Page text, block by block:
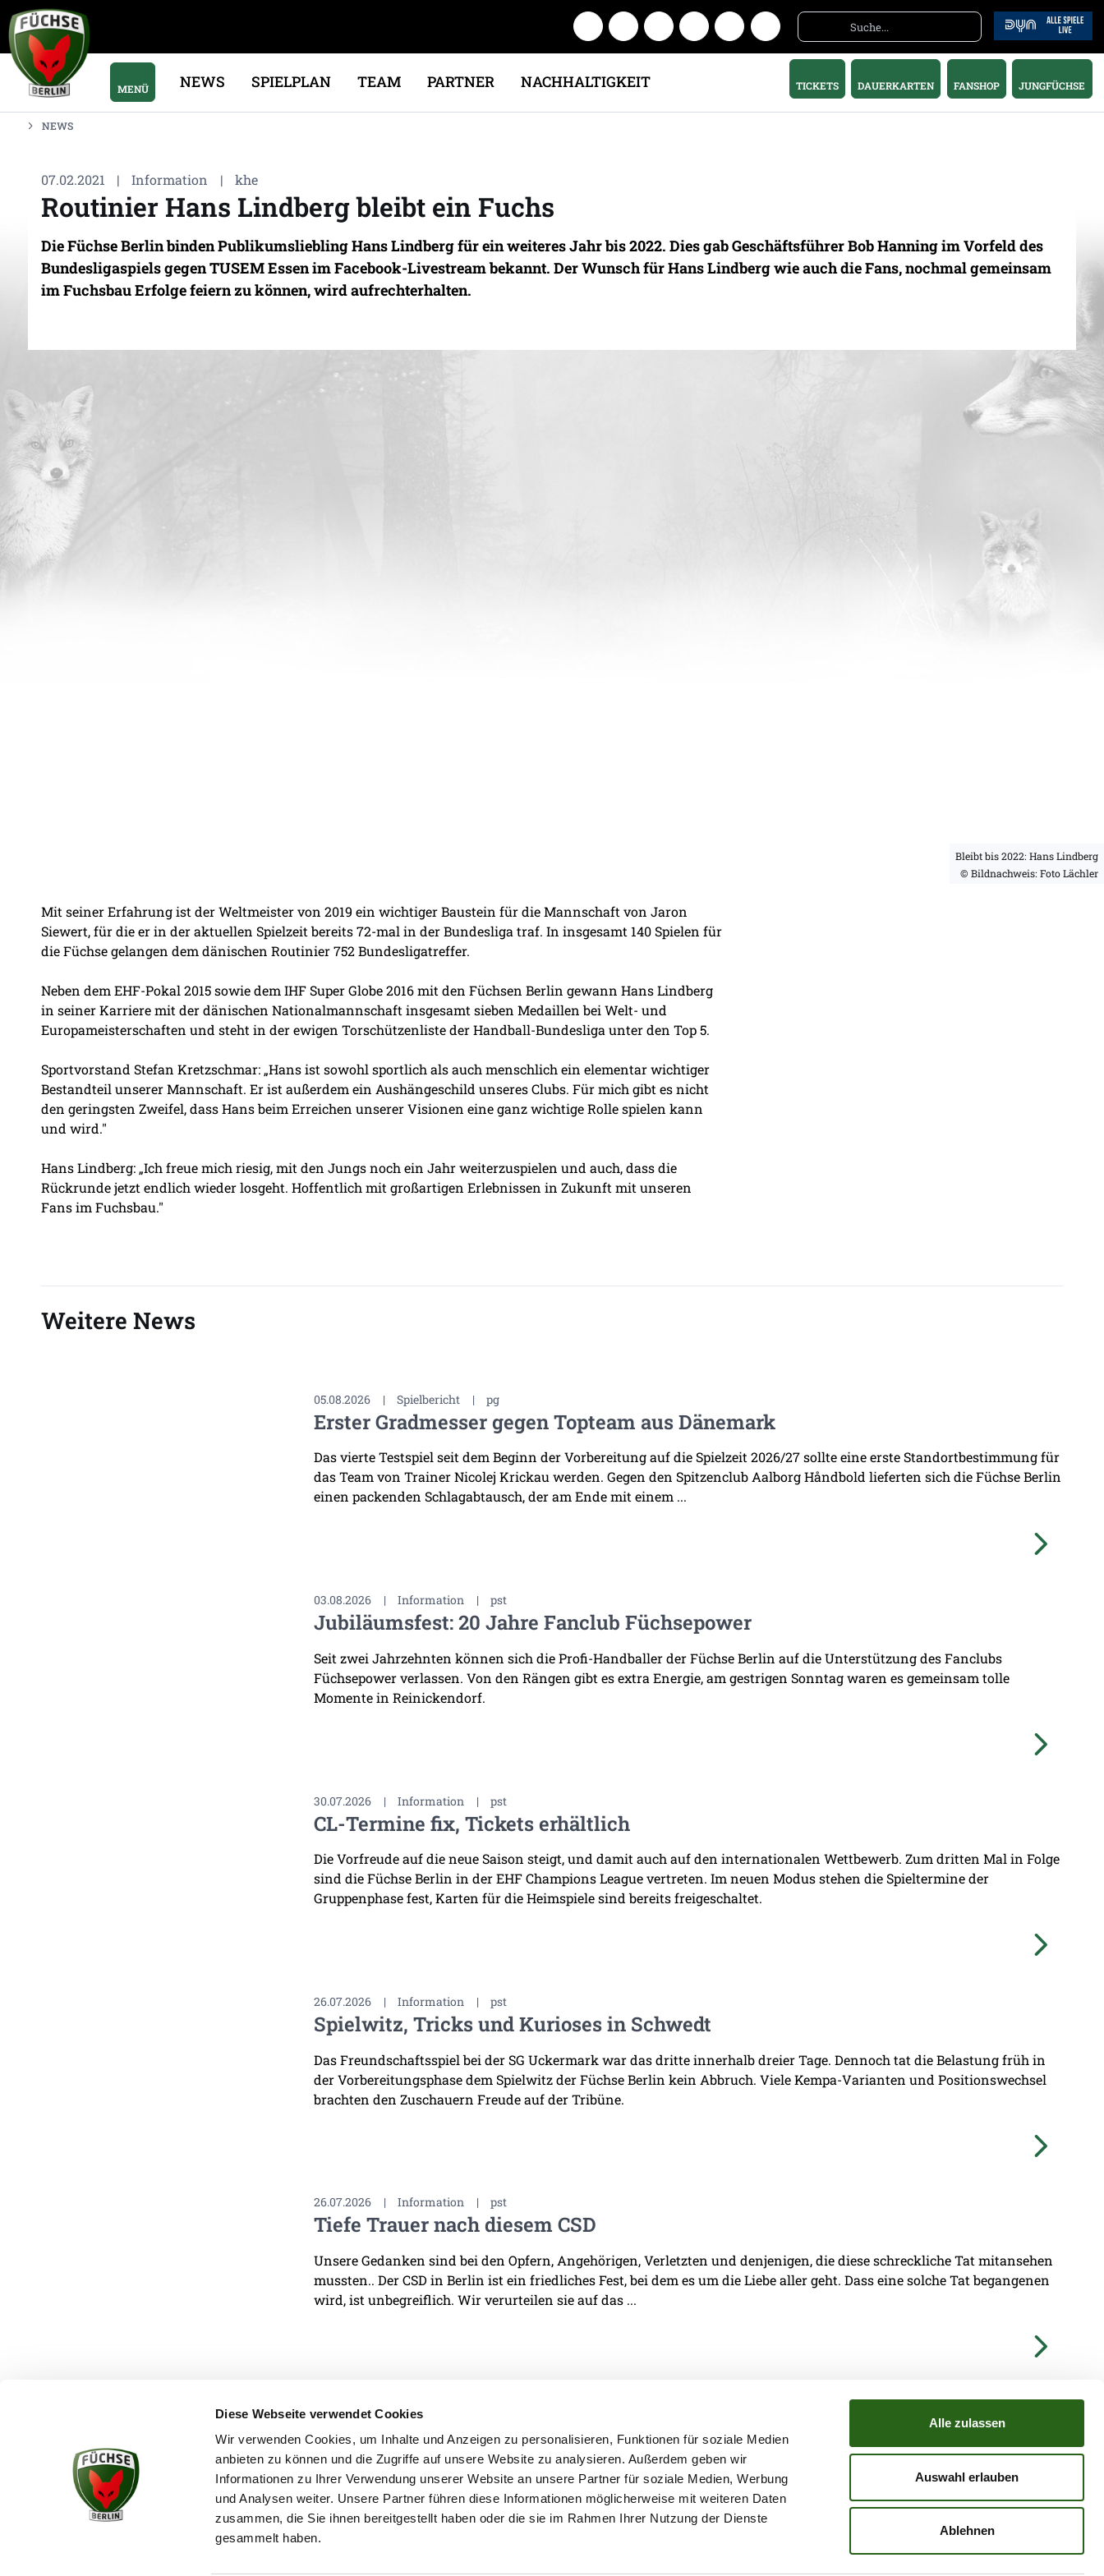
Diese Webseite verwendet Cookies
Wir verwenden Cookies, um Inhalte und Anzeigen zu personalisieren, Funktionen für soziale Medien
anbieten zu können und die Zugriffe auf unsere Website zu analysieren. Außerdem geben wir
Informationen zu Ihrer Verwendung unserer Website an unsere Partner für soziale Medien, Werbung
und Analysen weiter. Unsere Partner führen diese Informationen möglicherweise mit weiteren Daten
zusammen, die Sie ihnen bereitgestellt haben oder die sie im Rahmen Ihrer Nutzung der Dienste
gesammelt haben.
Alle zulassen
Auswahl erlauben
Ablehnen
MENÜ NEWS SPIELPLAN TEAM PARTNER NACHHALTIGKEIT TICKETS DAUERKARTEN FANSHOP JUNGFÜCHSE
NEWS
07.02.2021 | Information | khe
Routinier Hans Lindberg bleibt ein Fuchs
Die Füchse Berlin binden Publikumsliebling Hans Lindberg für ein weiteres Jahr bis 2022. Dies gab Geschäftsführer Bob Hanning im Vorfeld des
Bundesligaspiels gegen TUSEM Essen im Facebook-Livestream bekannt. Der Wunsch für Hans Lindberg wie auch die Fans, nochmal gemeinsam
im Fuchsbau Erfolge feiern zu können, wird aufrechterhalten.
Bleibt bis 2022: Hans Lindberg
© Bildnachweis: Foto Lächler
Mit seiner Erfahrung ist der Weltmeister von 2019 ein wichtiger Baustein für die Mannschaft von Jaron
Siewert, für die er in der aktuellen Spielzeit bereits 72-mal in der Bundesliga traf. In insgesamt 140 Spielen für
die Füchse gelangen dem dänischen Routinier 752 Bundesligatreffer.
Neben dem EHF-Pokal 2015 sowie dem IHF Super Globe 2016 mit den Füchsen Berlin gewann Hans Lindberg
in seiner Karriere mit der dänischen Nationalmannschaft insgesamt sieben Medaillen bei Welt- und
Europameisterschaften und steht in der ewigen Torschützenliste der Handball-Bundesliga unter den Top 5.
Sportvorstand Stefan Kretzschmar: „Hans ist sowohl sportlich als auch menschlich ein elementar wichtiger
Bestandteil unserer Mannschaft. Er ist außerdem ein Aushängeschild unseres Clubs. Für mich gibt es nicht
den geringsten Zweifel, dass Hans beim Erreichen unserer Visionen eine ganz wichtige Rolle spielen kann
und wird."
Hans Lindberg: „Ich freue mich riesig, mit den Jungs noch ein Jahr weiterzuspielen und auch, dass die
Rückrunde jetzt endlich wieder losgeht. Hoffentlich mit großartigen Erlebnissen in Zukunft mit unseren
Fans im Fuchsbau."
Weitere News
05.08.2026 | Spielbericht | pg
Erster Gradmesser gegen Topteam aus Dänemark
Das vierte Testspiel seit dem Beginn der Vorbereitung auf die Spielzeit 2026/27 sollte eine erste Standortbestimmung für
das Team von Trainer Nicolej Krickau werden. Gegen den Spitzenclub Aalborg Håndbold lieferten sich die Füchse Berlin
einen packenden Schlagabtausch, der am Ende mit einem ...
03.08.2026 | Information | pst
Jubiläumsfest: 20 Jahre Fanclub Füchsepower
Seit zwei Jahrzehnten können sich die Profi-Handballer der Füchse Berlin auf die Unterstützung des Fanclubs
Füchsepower verlassen. Von den Rängen gibt es extra Energie, am gestrigen Sonntag waren es gemeinsam tolle
Momente in Reinickendorf.
30.07.2026 | Information | pst
CL-Termine fix, Tickets erhältlich
Die Vorfreude auf die neue Saison steigt, und damit auch auf den internationalen Wettbewerb. Zum dritten Mal in Folge
sind die Füchse Berlin in der EHF Champions League vertreten. Im neuen Modus stehen die Spieltermine der
Gruppenphase fest, Karten für die Heimspiele sind bereits freigeschaltet.
26.07.2026 | Information | pst
Spielwitz, Tricks und Kurioses in Schwedt
Das Freundschaftsspiel bei der SG Uckermark war das dritte innerhalb dreier Tage. Dennoch tat die Belastung früh in
der Vorbereitungsphase dem Spielwitz der Füchse Berlin kein Abbruch. Viele Kempa-Varianten und Positionswechsel
brachten den Zuschauern Freude auf der Tribüne.
26.07.2026 | Information | pst
Tiefe Trauer nach diesem CSD
Unsere Gedanken sind bei den Opfern, Angehörigen, Verletzten und denjenigen, die diese schreckliche Tat mitansehen
mussten.. Der CSD in Berlin ist ein friedliches Fest, bei dem es um die Liebe aller geht. Dass eine solche Tat begangenen
wird, ist unbegreiflich. Wir verurteilen sie auf das ...
KONTAKT IMPRESSUM DATENSCHUTZ ATGB